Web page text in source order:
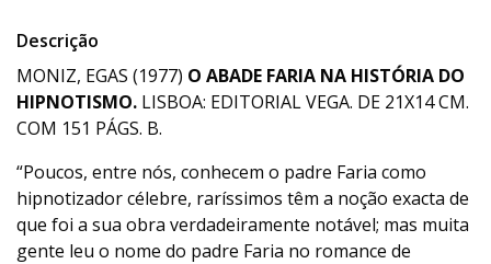
Descrição
MONIZ, EGAS (1977) O ABADE FARIA NA HISTÓRIA DO
HIPNOTISMO. LISBOA: EDITORIAL VEGA. DE 21X14 CM.
COM 151 PÁGS. B.
“Poucos, entre nós, conhecem o padre Faria como
hipnotizador célebre, raríssimos têm a noção exacta de
que foi a sua obra verdadeiramente notável; mas muita
gente leu o nome do padre Faria no romance de